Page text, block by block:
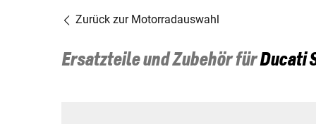
Zurück zur Motorradauswahl
Ersatzteile und Zubehör fürDucati